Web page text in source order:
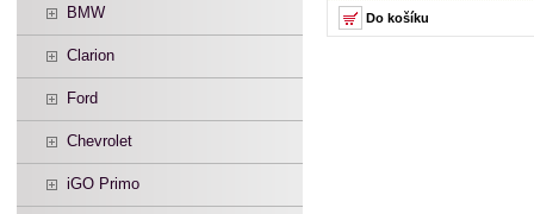
BMW
Clarion
Ford
Chevrolet
iGO Primo